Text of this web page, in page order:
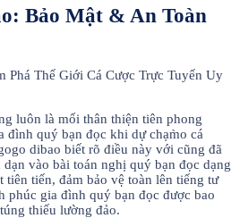
Bảo Mật & An Toàn
luôn là mối thân thiện tiên phong
đình quý bạn đọc khi dự chạm̀o cá
dibao biết rõ điều này với cũng đã
vào bài toán nghị quý bạn đọc dạng
tiên tiến, đảm bảo vệ toàn lên tiếng tư
phúc gia đình quý bạn đọc được bao
thiếu lường đảo.